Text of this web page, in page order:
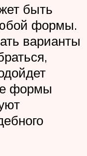
быть
формы.
варианты
формы